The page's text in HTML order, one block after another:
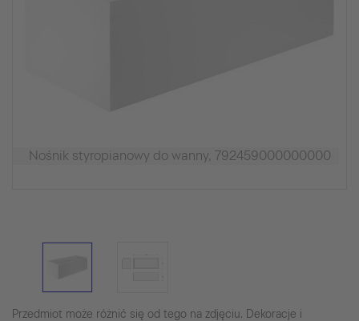
Nośnik styropianowy do wanny, 792459000000000
Przedmiot może różnić się od tego na zdjęciu. Dekoracje i